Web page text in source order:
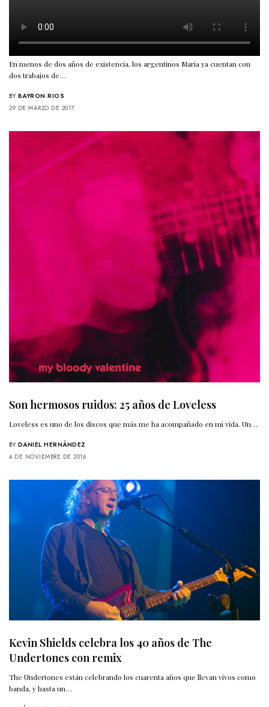
En menos de dos años de existencia, los argentinos María ya cuentan con
dos trabajos de…
BY BAYRON RIOS
29 DE MARZO DE 2017
Son hermosos ruidos: 25 años de Loveless
Loveless es uno de los discos que más me ha acompañado en mi vida. Un…
BY DANIEL HERNÁNDEZ
4 DE NOVIEMBRE DE 2016
Kevin Shields celebra los 40 años de The
Undertones con remix
The Undertones están celebrando los cuarenta años que llevan vivos como
banda, y hasta un…